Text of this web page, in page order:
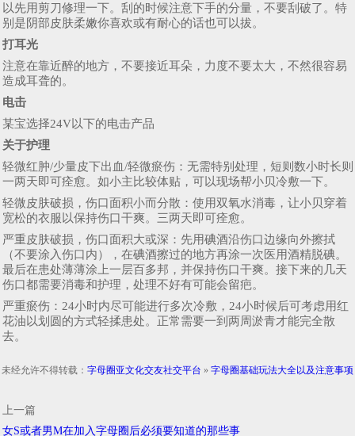
以先用剪刀修理一下。刮的时候注意下手的分量，不要刮破了。特
别是阴部皮肤柔嫩你喜欢或有耐心的话也可以拔。
打耳光
注意在靠近醉的地方，不要接近耳朵，力度不要太大，不然很容易
造成耳聋的。
电击
某宝选择24V以下的电击产品
关于护理
轻微红肿/少量皮下出血/轻微瘀伤：无需特别处理，短则数小时长则
一两天即可痊愈。如小主比较体贴，可以现场帮小贝冷敷一下。
轻微皮肤破损，伤口面积小而分散：使用双氧水消毒，让小贝穿着
宽松的衣服以保持伤口干爽。三两天即可痊愈。
严重皮肤破损，伤口面积大或深：先用碘酒沿伤口边缘向外擦拭
（不要涂入伤口内），在碘酒擦过的地方再涂一次医用酒精脱碘。
最后在患处薄薄涂上一层百多邦，并保持伤口干爽。接下来的几天
伤口都需要消毒和护理，处理不好有可能会留疤。
严重瘀伤：24小时内尽可能进行多次冷敷，24小时候后可考虑用红
花油以划圆的方式轻揉患处。正常需要一到两周淤青才能完全散
去。
未经允许不得转载： 字母圈亚文化交友社交平台 » 字母圈基础玩法大全以及注意事项
上一篇
女S或者男M在加入字母圈后必须要知道的那些事